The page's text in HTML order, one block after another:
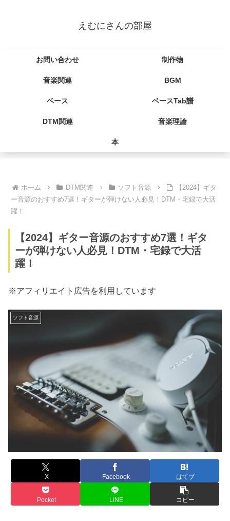
えむにさんの部屋
お問い合わせ 制作物
音楽関連 BGM
ベース ベースTab譜
DTM関連 音楽理論
本
ホーム DTM関連 ソフト音源
【2024】ギタ
ー音源のおすすめ7選！ギターが弾けない人必見！DTM・宅録で大活
躍！
【2024】ギター音源のおすすめ7選！ギタ
ーが弾けない人必見！DTM・宅録で大活
躍！
※アフィリエイト広告を利用しています
ソフト音源
X Facebook はてブ
Pocket LINE コピー